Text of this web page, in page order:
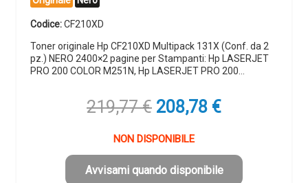
Codice:CF210XD
Toner originale Hp CF210XD Multipack 131X (Conf. da 2
pz.) NERO 2400×2 pagine per Stampanti: Hp LASERJET
PRO 200 COLOR M251N, Hp LASERJET PRO 200…
219,77€ Il
prezzo
originale
era:
219,77 €.
208,78 €Il
è:
208,78 €.
NON DISPONIBILE
Avvisami quando disponibile